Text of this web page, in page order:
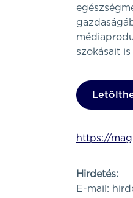
szokásait
https://
Hirdetés:
E-mail: